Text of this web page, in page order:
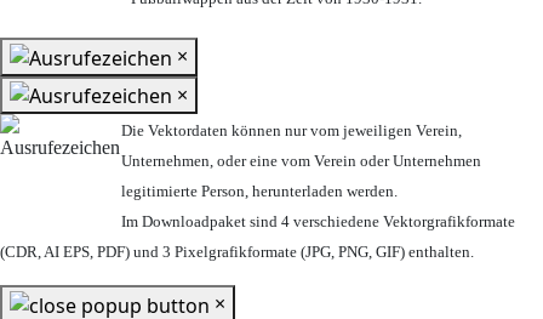
×
×
Die Vektordaten können nur vom jeweiligen Verein,
Unternehmen, oder eine vom Verein oder Unternehmen
legitimierte Person, herunterladen werden.
Im Downloadpaket sind 4 verschiedene Vektorgrafikformate
(CDR, AI EPS, PDF) und 3 Pixelgrafikformate (JPG, PNG, GIF) enthalten.
×